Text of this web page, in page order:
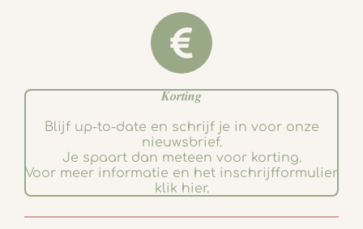
𝑲𝒐𝒓𝒕𝒊𝒏𝒈
Blijf up-to-date en schrijf je in voor onze
nieuwsbrief.
Je spaart dan meteen voor korting.
Voor meer informatie en het inschrijfformulier
klik hier.